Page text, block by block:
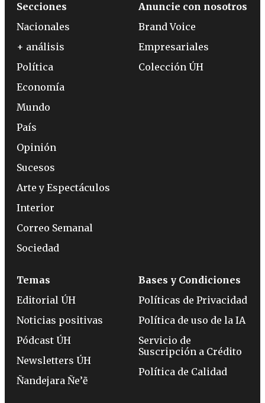
Secciones
Nacionales
+ análisis
Política
Economía
Mundo
País
Opinión
Sucesos
Arte y Espectáculos
Interior
Correo Semanal
Sociedad
Anuncie con nosotros
Brand Voice
Empresariales
Colección ÚH
Temas
Editorial ÚH
Noticias positivas
Pódcast ÚH
Newsletters ÚH
Ñandejara Ñe’ẽ
Bases y Condiciones
Políticas de Privacidad
Política de uso de la IA
Servicio de
Suscripción a Crédito
Política de Calidad